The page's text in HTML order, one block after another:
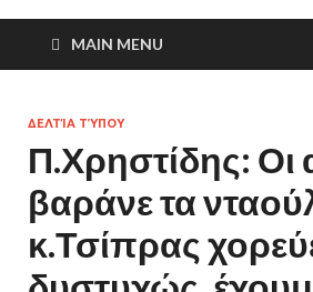
MAIN MENU
ΔΕΛΤΊΑ ΤΎΠΟΥ
Π.Χρηστίδης: Οι
βαράνε τα
κ.Τσίπρας